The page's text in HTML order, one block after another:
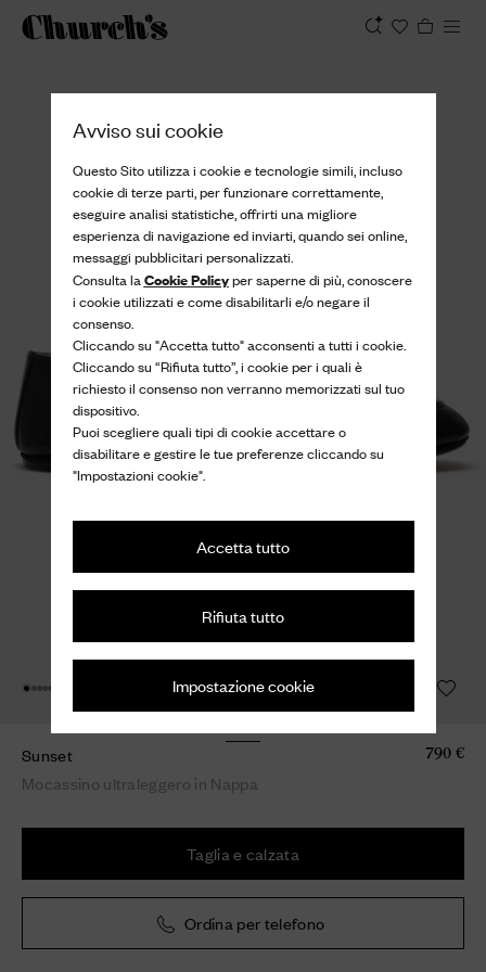
Avviso sui cookie
Questo Sito utilizza i cookie e tecnologie simili, incluso
cookie di terze parti, per funzionare correttamente,
eseguire analisi statistiche, offrirti una migliore
esperienza di navigazione ed inviarti, quando sei online,
messaggi pubblicitari personalizzati.
Consulta la Cookie Policyper saperne di più, conoscere
i cookie utilizzati e come disabilitarli e/o negare il
consenso.
Cliccando su "Accetta tutto" acconsenti a tutti i cookie.
Cliccando su “Rifiuta tutto”, i cookie per i quali è
richiesto il consenso non verranno memorizzati sul tuo
dispositivo.
Puoi scegliere quali tipi di cookie accettare o
disabilitare e gestire le tue preferenze cliccando su
"Impostazioni cookie".
Accetta tutto
Rifiuta tutto
Impostazione cookie
Sunset
Mocassino ultraleggero in Nappa
790 €
Taglia e calzata
Ordina per telefono